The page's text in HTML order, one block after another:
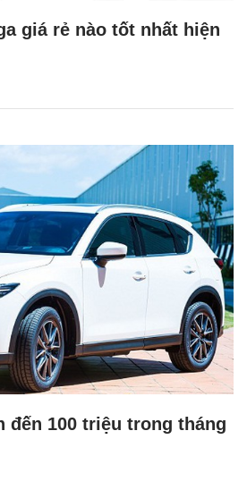
giá rẻ nào tốt nhất hiện
đến 100 triệu trong tháng